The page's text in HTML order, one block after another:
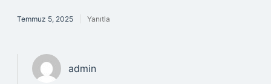
Temmuz 5, 2025 Yanıtla
admin